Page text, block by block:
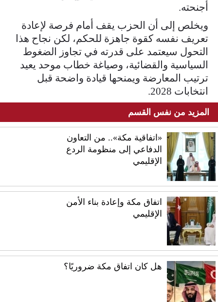
أجنحته.
ويخلص إلى أن الحزب يقف أمام فرصة لإعادة
تعريف نفسه كقوة جاهزة للحكم، لكن نجاح هذا
التحول سيعتمد على قدرته في تجاوز الضغوط
السياسية والقضائية، وصياغة خطاب موحد يعيد
ترتيب المعارضة ويمنحها قيادة واضحة قبل
انتخابات 2028.
المزيد من نفس القسم
«اتفاقية مكة».. من التعاون
الدفاعي إلى منظومة الردع
الإقليمي
اتفاق مكة وإعادة بناء الأمن
الإقليمي
هل كان اتفاق مكة ضروريًا؟